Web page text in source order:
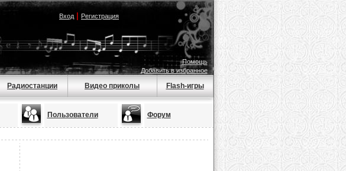
Вход| Регистрация
Помощь
Добавить в избранное
Радиостанции Видео приколы Flash-игры
Пользователи Форум